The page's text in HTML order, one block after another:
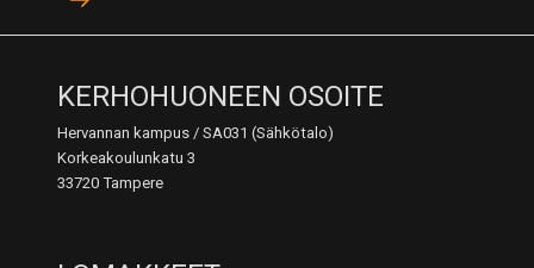
KERHOHUONEEN OSOITE
Hervannan kampus / SA031 (Sähkötalo)
Korkeakoulunkatu 3
33720 Tampere